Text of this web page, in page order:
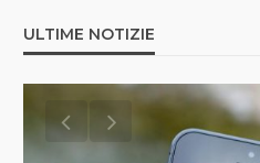
ULTIME NOTIZIE